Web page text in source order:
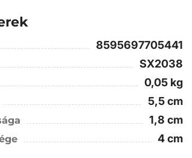
8595697705441
SX2038
0,05 kg
5,5 cm
1,8 cm
4 cm